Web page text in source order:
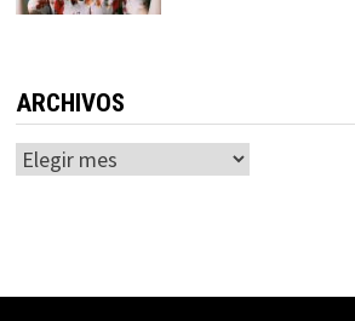
ARCHIVOS
Archivos